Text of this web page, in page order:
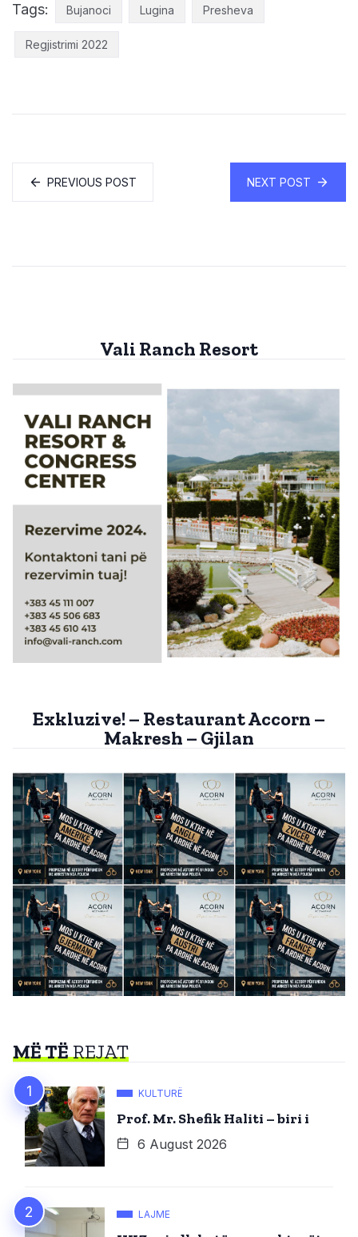
Tags: Bujanoci Lugina Presheva
Regjistrimi 2022
PREVIOUS POST NEXT POST
Vali Ranch Resort
Exkluzive! – Restaurant Accorn –
Makresh – Gjilan
MË TËREJAT
KULTURË
Prof. Mr. Shefik Haliti – biri i
6 August 2026
LAJME